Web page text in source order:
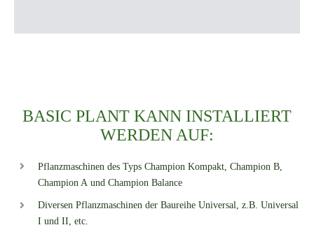
BASIC PLANT KANN INSTALLIERT
WERDEN AUF:
Pflanzmaschinen des Typs Champion Kompakt, Champion B,
Champion A und Champion Balance
Diversen Pflanzmaschinen der Baureihe Universal, z.B. Universal
I und II, etc.